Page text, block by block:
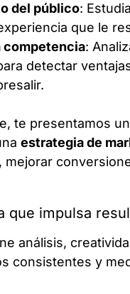
del público:
que le
competencia:
detectar
te presentamos un
estrategia de
mejorar
que impulsa
análisis,
consistentes y